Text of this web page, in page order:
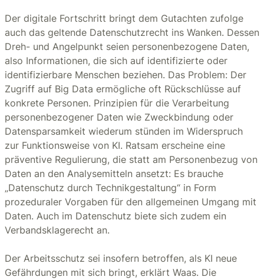
Der digitale Fortschritt bringt dem Gutachten zufolge
auch das geltende Datenschutzrecht ins Wanken. Dessen
Dreh- und Angelpunkt seien personenbezogene Daten,
also Informationen, die sich auf identifizierte oder
identifizierbare Menschen beziehen. Das Problem: Der
Zugriff auf Big Data ermögliche oft Rückschlüsse auf
konkrete Personen. Prinzipien für die Verarbeitung
personenbezogener Daten wie Zweckbindung oder
Datensparsamkeit wiederum stünden im Widerspruch
zur Funktionsweise von KI. Ratsam erscheine eine
präventive Regulierung, die statt am Personenbezug von
Daten an den Analysemitteln ansetzt: Es brauche
„Datenschutz durch Technikgestaltung“ in Form
prozeduraler Vorgaben für den allgemeinen Umgang mit
Daten. Auch im Datenschutz biete sich zudem ein
Verbandsklagerecht an.
Der Arbeitsschutz sei insofern betroffen, als KI neue
Gefährdungen mit sich bringt, erklärt Waas. Die